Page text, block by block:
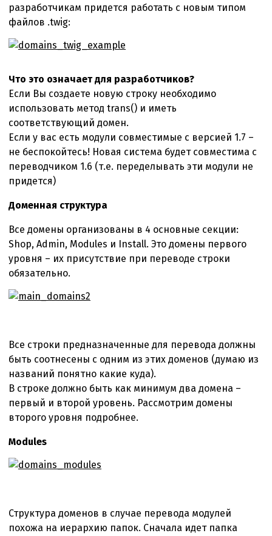
разработчикам придется работать с новым типом
файлов .twig:
Что это означает для разработчиков?
Если Вы создаете новую строку необходимо
использовать метод trans() и иметь
соответствующий домен.
Если у вас есть модули совместимые с версией 1.7 –
не беспокойтесь! Новая система будет совместима с
переводчиком 1.6 (т.е. переделывать эти модули не
придется)
Доменная структура
Все домены организованы в 4 основные секции:
Shop, Admin, Modules и Install. Это домены первого
уровня – их присутствие при переводе строки
обязательно.
Все строки предназначенные для перевода должны
быть соотнесены с одним из этих доменов (думаю из
названий понятно какие куда).
В строке должно быть как минимум два домена –
первый и второй уровень. Рассмотрим домены
второго уровня подробнее.
Modules
Структура доменов в случае перевода модулей
похожа на иерархию папок. Сначала идет папка